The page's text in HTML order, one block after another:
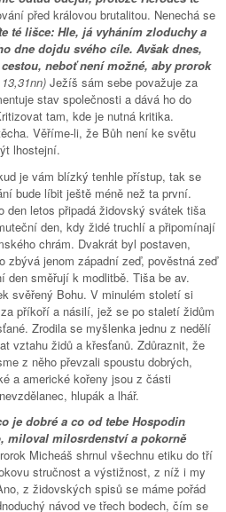
před královou brutalitou. Nenechá se
té lišce: Hle, já vyháním zloduchy a
dne dojdu svého cíle. Avšak dnes,
neboť není možné, aby prorok
Ježíš sám sebe považuje za
stav společnosti a dává ho do
tam, kde je nutná kritika.
Věříme-li, že Bůh není ke světu
lhostejní.
je vám blízký tenhle přístup, tak se
bude líbit ještě méně než ta první.
den letos připadá židovský svátek tiša
den, kdy židé truchlí a připomínají
chrám. Dvakrát byl postaven,
zbývá jenom západní zeď, pověstná zeď
den směřují k modlitbě. Tiša be av.
svěřený Bohu. V minulém století si
příkoří a násilí, jež se po staletí židům
Zrodila se myšlenka jednu z nedělí
vztahu židů a křesťanů. Zdůraznit, že
z něho převzali spoustu dobrých,
a americké kořeny jsou z části
hlupák a lhář.
je dobré a co od tebe Hospodin
miloval milosrdenství a pokorně
Micheáš shrnul všechnu etiku do tří
stručnost a výstižnost, z níž i my
z židovských spisů se máme pořád
návod ve třech bodech, čím se